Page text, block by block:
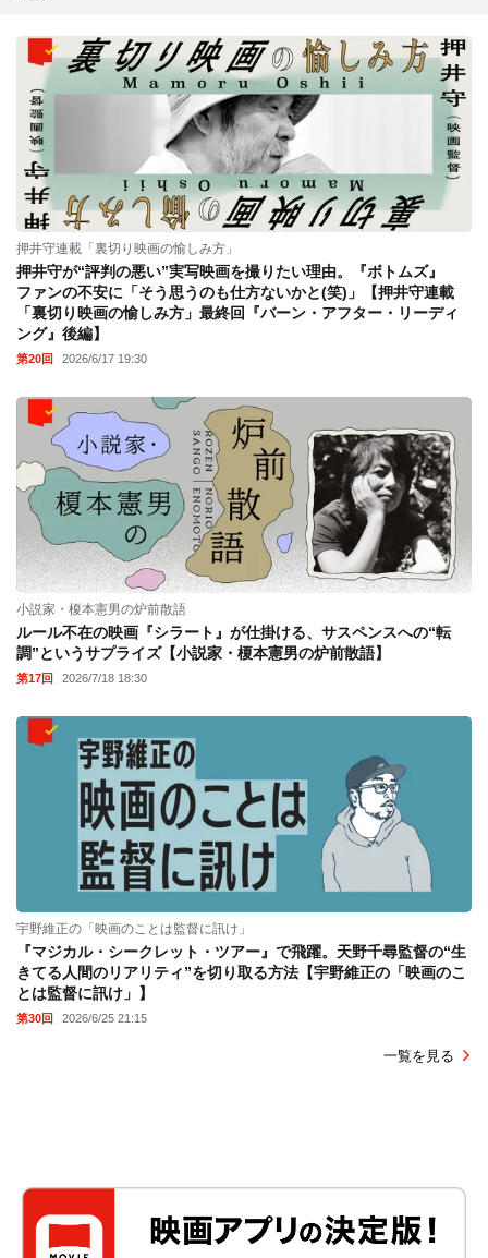
押井守連載「裏切り映画の愉しみ方」
押井守が“評判の悪い”実写映画を撮りたい理由。『ボトムズ』
ファンの不安に「そう思うのも仕方ないかと(笑)」【押井守連載
「裏切り映画の愉しみ方」最終回『バーン・アフター・リーディ
ング』後編】
第20回 2026/6/17 19:30
小説家・榎本憲男の炉前散語
ルール不在の映画『シラート』が仕掛ける、サスペンスへの“転
調”というサプライズ【小説家・榎本憲男の炉前散語】
第17回 2026/7/18 18:30
宇野維正の「映画のことは監督に訊け」
『マジカル・シークレット・ツアー』で飛躍。天野千尋監督の“生
きてる人間のリアリティ”を切り取る方法【宇野維正の「映画のこ
とは監督に訊け」】
第30回 2026/6/25 21:15
一覧を見る